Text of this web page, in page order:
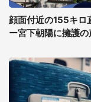
顔面付近の155キロ
ー宮下朝陽に擁護